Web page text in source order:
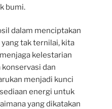
bumi.
dalam menciptakan
tak ternilai, kita
kelestarian
konservasi dan
menjadi kunci
energi untuk
yang dikatakan